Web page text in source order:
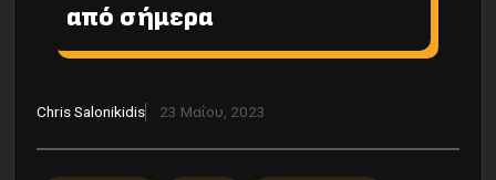
από σήμερα
Chris Salonikidis 23 Μαΐου, 2023